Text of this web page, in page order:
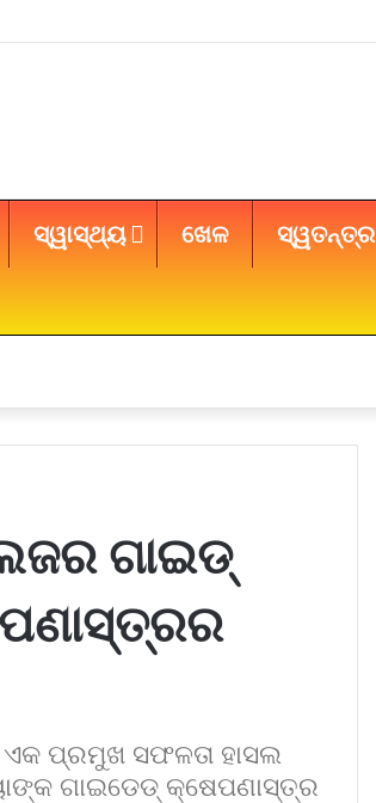
ସ୍ୱାସ୍ଥ୍ୟ ଖେଳ ସ୍ୱତନ୍ତ୍ର
ଗାଇଡ୍
ଏକ ପ୍ରମୁଖ ସଫଳତା ହାସଲ
ଗାଇଡେଡ୍ କ୍ଷେପଣାସ୍ତ୍ର